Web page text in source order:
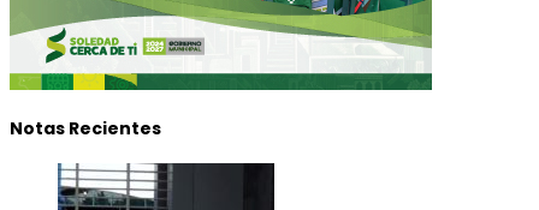
Notas Recientes